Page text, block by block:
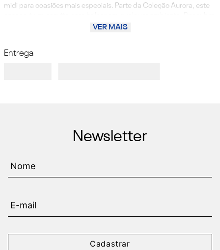
midi para ocasiões mais especiais. Parte da Coleção Aurora, este
a liberdade de expressão com o toque sofisticado da Zinco e
VER MAIS
Entrega
Newsletter
Cadastrar